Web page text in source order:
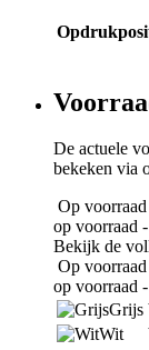
De actuele
bekeken via
Op voorraad
op voorraad
Bekijk de
Op voorraad
op voorraad
Grijs
Wit